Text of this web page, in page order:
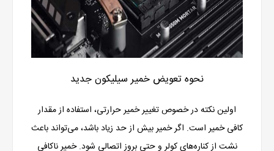
نحوه تعویض خمیر سیلیکون جدید
اولین نکته در خصوص تغییر خمیر حرارتی، استفاده از مقدار
کافی خمیر است. اگر خمیر بیش از حد زیاد باشد، می‌تواند باعث
نشت از کناره‌های کولر و حتی بروز اتصالی شود. خمیر ناکافی